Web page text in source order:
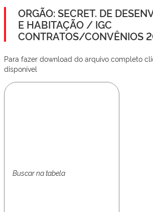
ORGÃO: SECRET. DE
E HABITAÇÃO / IGC
CONTRATOS/CONVÊNIOS
Para fazer download do arquivo completo
disponível